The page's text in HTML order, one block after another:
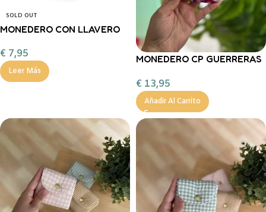
SOLD OUT
MONEDERO CON LLAVERO
LEGAMI
€ 7,95
Leer Más
MONEDERO CP GUERRERAS
€ 13,95
Añadir Al Carrito